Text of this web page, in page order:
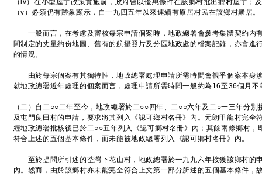
（iv）在小型屋宇政策實施前，政府曾以優惠條件在該鄉村批出鄉村屋宇；及
（v）必須仍有跡象顯示，自一九四五年以來連續有原居村民在該鄉村聚居。
一般而言，在考慮及審核每宗申請個案時，地政總署會參考集體契約內
間制定的丈量約份地圖、舊有的航攝照片及分區地政處的檔案記錄，亦會進
的情況。
由於每宗個案有其獨特性，地政總署處理申請所需時間會視乎個案本身
就地政總署近年處理的個案而言，處理申請所需時間一般約為16至36個月不
（二）自二○○二年至今，地政總署於二○○四年、二○○六年及二○一三年分
及屯門良田村的申請，要求將其列入《認可鄉村名冊》內。元朗甲龍村完全
經地政總署批核後已於二○○五年列入《認可鄉村名冊》內；其餘兩條鄉村
符合上述的五個基本條件，而未能被地政總署列入《認可鄉村名冊》內。
至於提問所引述的荃灣下花山村，地政總署於一九九六年接獲該鄉村的
內。然而，由於該鄉村亦未能完全符合上文第一部分所述的五個基本條件，